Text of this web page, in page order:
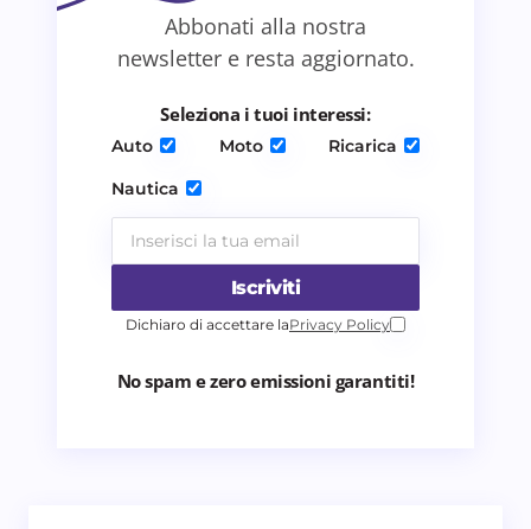
Salva il mio nome e email in questo browser
per il prossimo commento.
Invia commento
Abbonati alla nostra
newsletter e resta aggiornato.
Seleziona i tuoi interessi:
Auto Moto
Ricarica
Nautica
Iscriviti
Dichiaro di accettare laPrivacy Policy
No spam e zero emissioni garantiti!